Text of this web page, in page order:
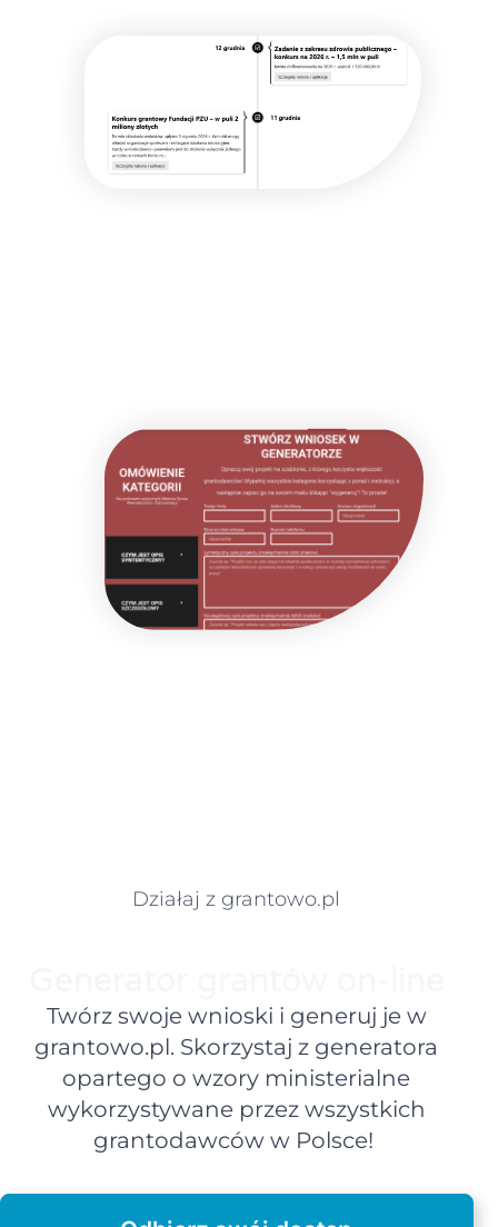
Działaj z grantowo.pl
Twórz swoje wnioski i generuj je w
grantowo.pl. Skorzystaj z generatora
opartego o wzory ministerialne
wykorzystywane przez wszystkich
grantodawców w Polsce!